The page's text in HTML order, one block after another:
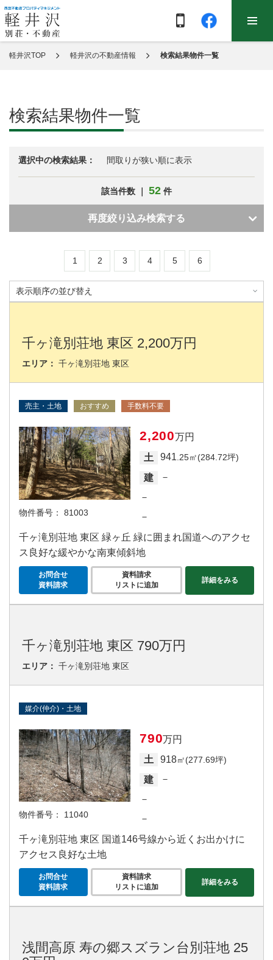
軽井沢TOP 軽井沢の不動産情報 検索結果物件一覧
検索結果物件一覧
選択中の検索結果： 間取りが狭い順に表示
該当件数 ｜ 52 件
再度絞り込み検索する
1 2 3 4 5 6
千ヶ滝別荘地 東区 2,200万円
エリア： 千ヶ滝別荘地 東区
売主・土地 おすすめ 手数料不要
物件番号： 81003
2,200万円
土
941 .25㎡(284.72坪)
建
－
－
－
千ヶ滝別荘地 東区 緑ヶ丘 緑に囲まれ国道へのアクセ
ス良好な緩やかな南東傾斜地
お問合せ
資料請求
資料請求
リストに追加
詳細をみる
千ヶ滝別荘地 東区 790万円
エリア： 千ヶ滝別荘地 東区
媒介(仲介)・土地
物件番号： 11040
790万円
土
918㎡(277.69坪)
建
－
－
－
千ヶ滝別荘地 東区 国道146号線から近くお出かけに
アクセス良好な土地
お問合せ
資料請求
資料請求
リストに追加
詳細をみる
浅間高原 寿の郷スズラン台別荘地 25